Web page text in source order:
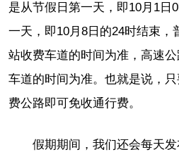
是从节假日第一天，即10月1日
一天，即10月8日的24时结束，
站收费车道的时间为准，高速
车道的时间为准。也就是说，
费公路即可免收通行费。
假期期间，我们还会每天